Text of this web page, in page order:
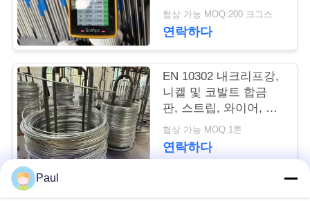
세
요
인
용
문
을
협상 가능 MOQ:200 크그스
연락하다
EN 10302 내크리프강,
니켈 및 코발트 합금
판, 스트립, 와이어, 봉
재
협상 가능 MOQ:1톤
연락하다
Paul